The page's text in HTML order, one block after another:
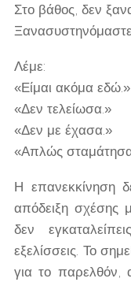
Στο βάθος, δεν
Λέμε:
«Είμαι ακόμα εδώ.»
«Δεν τελείωσα.»
«Δεν με έχασα.»
«Απλώς σταμάτησα
Η επανεκκίνηση
απόδειξη σχέσης
δεν
εξελίσσεις. Το
για το παρελθόν,